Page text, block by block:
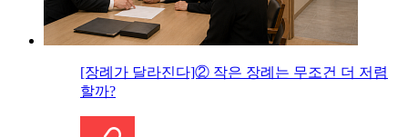
[장례가 달라진다]② 작은 장례는 무조건 더 저렴
할까?